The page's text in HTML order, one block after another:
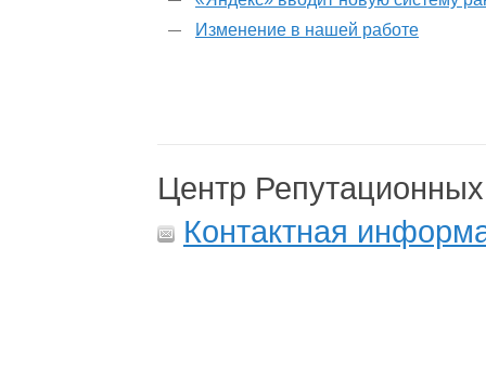
Изменение в нашей работе
Центр
Контактная